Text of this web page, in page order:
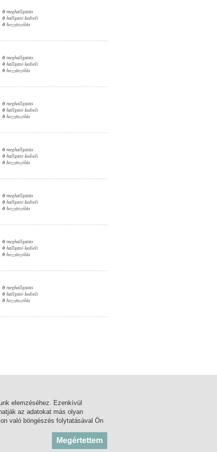
0 meghallgatás
0 hallgató kedveli
0 hozzászólás
0 meghallgatás
0 hallgató kedveli
0 hozzászólás
0 meghallgatás
0 hallgató kedveli
0 hozzászólás
0 meghallgatás
0 hallgató kedveli
0 hozzászólás
0 meghallgatás
0 hallgató kedveli
0 hozzászólás
0 meghallgatás
0 hallgató kedveli
0 hozzászólás
0 meghallgatás
0 hallgató kedveli
0 hozzászólás
1. oldal
elemzéséhez. Ezenkívül
az adatokat más olyan
való böngészés folytatásával Ön
Megértettem
KÖZADATTÁR
MSZH